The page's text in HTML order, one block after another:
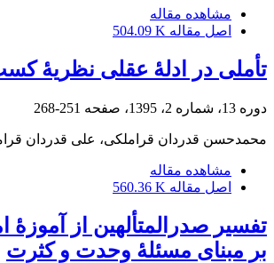
مشاهده مقاله
اصل مقاله 504.09 K
تأملی در ادلۀ عقلی نظریۀ
دوره 13، شماره 2، 1395، صفحه 251-268
محمدحسن قدردان قراملکی، علی قدردان
مشاهده مقاله
اصل مقاله 560.36 K
تفسیر صدرالمتألهین از آموزۀ
بر مبنای مسئلۀ وحدت و کثرت